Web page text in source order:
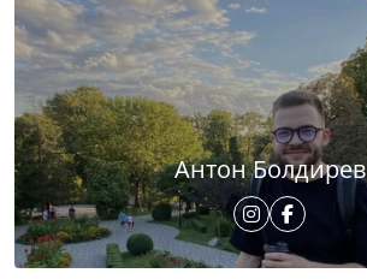
Антон Болдирев